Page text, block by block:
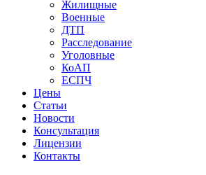
Жилищные
Военные
ДТП
Расследование
Уголовные
КоАП
ЕСПЧ
Цены
Статьи
Новости
Консультация
Лицензии
Контакты